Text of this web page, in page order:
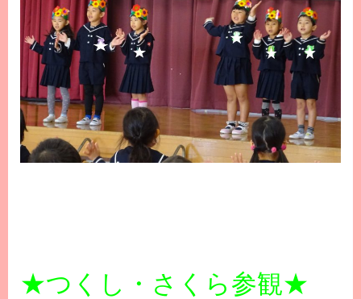
★つくし・さくら参観★